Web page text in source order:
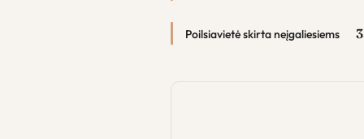
Poilsiavietė skirta neįgaliesiems